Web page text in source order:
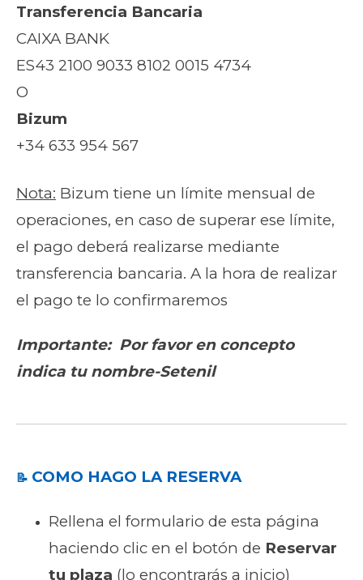
Transferencia Bancaria
CAIXA BANK
ES43 2100 9033 8102 0015 4734
O
Bizum
+34 633 954 567
Nota: Bizum tiene un límite mensual de
operaciones, en caso de superar ese límite,
el pago deberá realizarse mediante
transferencia bancaria. A la hora de realizar
el pago te lo confirmaremos
Importante: Por favor en concepto
indica tu nombre-Setenil
📝 COMO HAGO LA RESERVA
Rellena el formulario de esta página
haciendo clic en el botón de Reservar
tu plaza (lo encontrarás a inicio)